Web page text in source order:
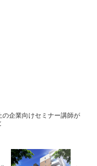
の企業向けセミナー講師が